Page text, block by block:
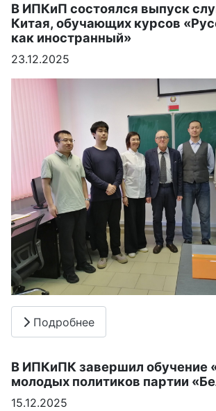
В ИПКиП состоялся выпуск
Китая, обучающих курсов
как иностранный»
23.12.2025
Подробнее
В ИПКиПК завершил обучение
молодых политиков партии
15.12.2025